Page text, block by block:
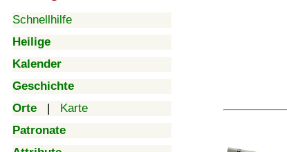
Schnellhilfe
Heilige
Kalender
Geschichte
Orte | Karte
Patronate